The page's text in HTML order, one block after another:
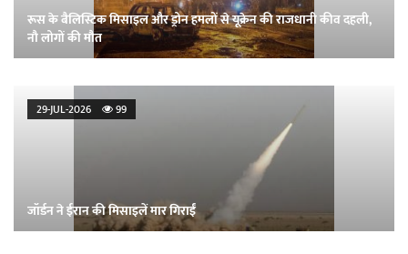
रूस के बैलिस्टिक मिसाइल और ड्रोन हमलों से यूक्रेन की राजधानी कीव दहली,
नौ लोगों की मौत
29-JUL-2026 99
जॉर्डन ने ईरान की मिसाइलें मार गिराईं